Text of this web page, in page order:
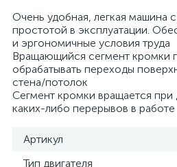
Очень удобная, легкая машина
простотой в эксплуатации.
и эргономичные условия труда
Вращающийся сегмент кромки
обрабатывать переходы
стена/потолок
Сегмент кромки вращается при
каких-либо перерывов в работе
Артикул
Тип двигателя